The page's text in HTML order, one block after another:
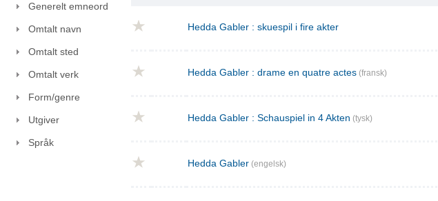
Generelt emneord
Omtalt navn
Omtalt sted
Omtalt verk
Form/genre
Utgiver
Språk
Hedda Gabler : skuespil i fire akter
Hedda Gabler : drame en quatre actes (fransk)
Hedda Gabler : Schauspiel in 4 Akten (tysk)
Hedda Gabler (engelsk)